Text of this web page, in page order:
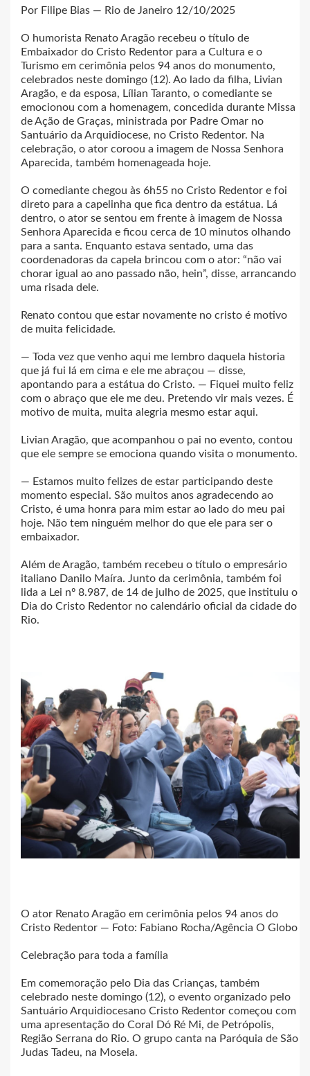
Por Filipe Bias — Rio de Janeiro 12/10/2025
O humorista Renato Aragão recebeu o título de
Embaixador do Cristo Redentor para a Cultura e o
Turismo em cerimônia pelos 94 anos do monumento,
celebrados neste domingo (12). Ao lado da filha, Livian
Aragão, e da esposa, Lílian Taranto, o comediante se
emocionou com a homenagem, concedida durante Missa
de Ação de Graças, ministrada por Padre Omar no
Santuário da Arquidiocese, no Cristo Redentor. Na
celebração, o ator coroou a imagem de Nossa Senhora
Aparecida, também homenageada hoje.
O comediante chegou às 6h55 no Cristo Redentor e foi
direto para a capelinha que fica dentro da estátua. Lá
dentro, o ator se sentou em frente à imagem de Nossa
Senhora Aparecida e ficou cerca de 10 minutos olhando
para a santa. Enquanto estava sentado, uma das
coordenadoras da capela brincou com o ator: “não vai
chorar igual ao ano passado não, hein”, disse, arrancando
uma risada dele.
Renato contou que estar novamente no cristo é motivo
de muita felicidade.
— Toda vez que venho aqui me lembro daquela historia
que já fui lá em cima e ele me abraçou — disse,
apontando para a estátua do Cristo. — Fiquei muito feliz
com o abraço que ele me deu. Pretendo vir mais vezes. É
motivo de muita, muita alegria mesmo estar aqui.
Livian Aragão, que acompanhou o pai no evento, contou
que ele sempre se emociona quando visita o monumento.
— Estamos muito felizes de estar participando deste
momento especial. São muitos anos agradecendo ao
Cristo, é uma honra para mim estar ao lado do meu pai
hoje. Não tem ninguém melhor do que ele para ser o
embaixador.
Além de Aragão, também recebeu o título o empresário
italiano Danilo Maíra. Junto da cerimônia, também foi
lida a Lei nº 8.987, de 14 de julho de 2025, que instituiu o
Dia do Cristo Redentor no calendário oficial da cidade do
Rio.
O ator Renato Aragão em cerimônia pelos 94 anos do
Cristo Redentor — Foto: Fabiano Rocha/Agência O Globo
Celebração para toda a família
Em comemoração pelo Dia das Crianças, também
celebrado neste domingo (12), o evento organizado pelo
Santuário Arquidiocesano Cristo Redentor começou com
uma apresentação do Coral Dó Ré Mi, de Petrópolis,
Região Serrana do Rio. O grupo canta na Paróquia de São
Judas Tadeu, na Mosela.